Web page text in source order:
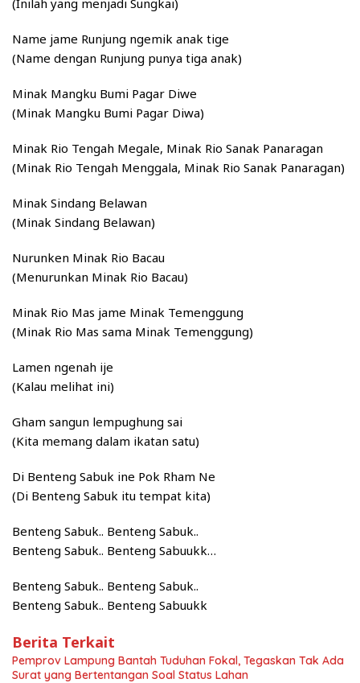
(Inilah yang menjadi Sungkai)
Name jame Runjung ngemik anak tige
(Name dengan Runjung punya tiga anak)
Minak Mangku Bumi Pagar Diwe
(Minak Mangku Bumi Pagar Diwa)
Minak Rio Tengah Megale, Minak Rio Sanak Panaragan
(Minak Rio Tengah Menggala, Minak Rio Sanak Panaragan)
Minak Sindang Belawan
(Minak Sindang Belawan)
Nurunken Minak Rio Bacau
(Menurunkan Minak Rio Bacau)
Minak Rio Mas jame Minak Temenggung
(Minak Rio Mas sama Minak Temenggung)
Lamen ngenah ije
(Kalau melihat ini)
Gham sangun lempughung sai
(Kita memang dalam ikatan satu)
Di Benteng Sabuk ine Pok Rham Ne
(Di Benteng Sabuk itu tempat kita)
Benteng Sabuk.. Benteng Sabuk..
Benteng Sabuk.. Benteng Sabuukk…
Benteng Sabuk.. Benteng Sabuk..
Benteng Sabuk.. Benteng Sabuukk
Berita Terkait
Pemprov Lampung Bantah Tuduhan Fokal, Tegaskan Tak Ada
Surat yang Bertentangan Soal Status Lahan